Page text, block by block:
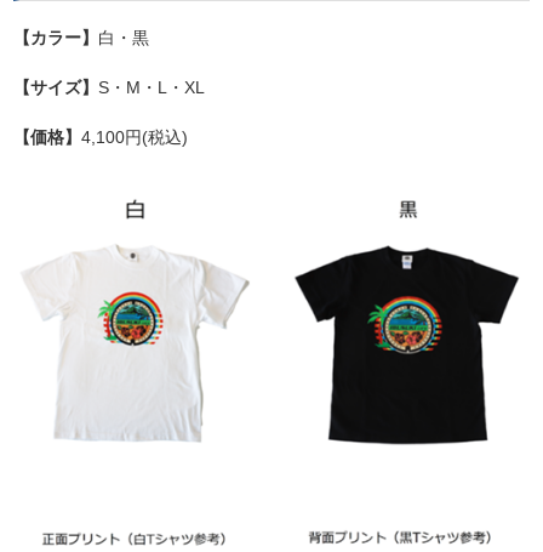
【カラー】 白・黒
【サイズ】S・M・L・XL
【価格】4,100円(税込)